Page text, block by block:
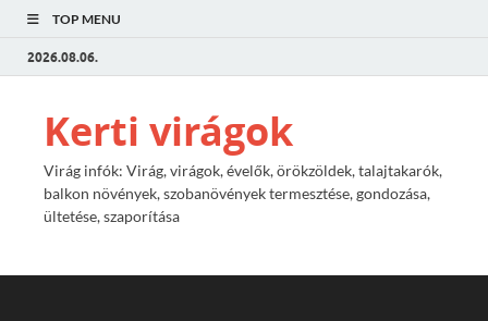
TOP MENU
2026.08.06.
Kerti virágok
Virág infók: Virág, virágok, évelők, örökzöldek, talajtakarók,
balkon növények, szobanövények termesztése, gondozása,
ültetése, szaporítása